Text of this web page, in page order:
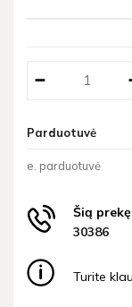
Parduotuvė
e. parduotuvė
Šią
30386
Turite